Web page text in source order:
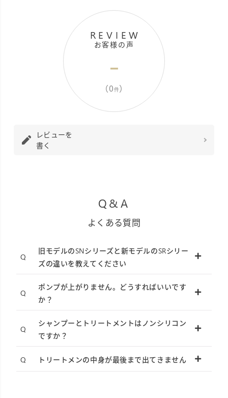
REVIEW
お客様の声
-
（0件）
レビューを
書く
Q&A
よくある質問
旧モデルのSNシリーズと新モデルのSRシリー
ズの違いを教えてください
ポンプが上がりません。どうすればいいです
か？
シャンプーとトリートメントはノンシリコン
ですか？
トリートメンの中身が最後まで出てきません